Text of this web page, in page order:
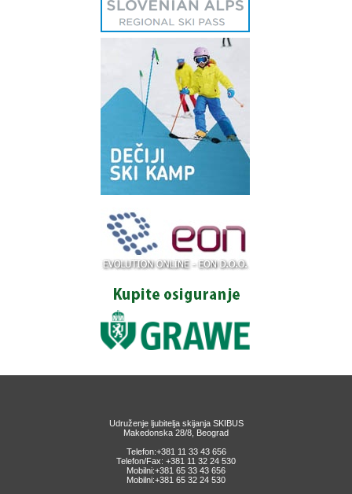
Udruženje ljubitelja skijanja SKIBUS
Makedonska 28/8, Beograd
Telefon:+381 11 33 43 656
Telefon/Fax: +381 11 32 24 530
Mobilni:+381 65 33 43 656
Mobilni:+381 65 32 24 530